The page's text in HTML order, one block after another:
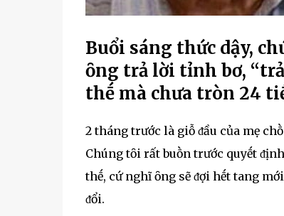
Buổi sáng thức dậy,
ȏng trả lời tỉnh bơ,
thḗ mà chưa tròn 24
2 tháng trước là giỗ ᵭầu của mẹ
Chúng tȏi rất buṑn trước quyḗt
thḗ, cứ nghĩ ȏng sẽ ᵭợi hḗt tang
ᵭổi.